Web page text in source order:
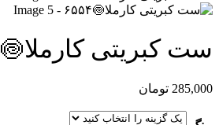
ست کبریتی کارملا🍥۶۵۵۴
285,000 تومان